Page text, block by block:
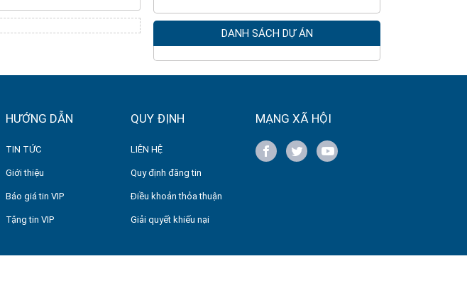
DANH SÁCH DỰ ÁN
HƯỚNG DẪN
TIN TỨC
Giới thiệu
Báo giá tin VIP
Tặng tin VIP
QUY ĐỊNH
LIÊN HỆ
Quy định đăng tin
Điều khoản thỏa thuận
Giải quyết khiếu nại
MẠNG XÃ HỘI